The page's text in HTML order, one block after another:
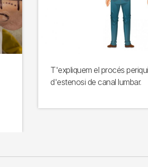
T'expliquem el procés
d'estenosi de canal lumbar.